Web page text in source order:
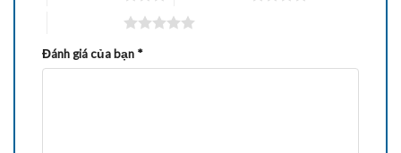
Đánh giá của bạn *